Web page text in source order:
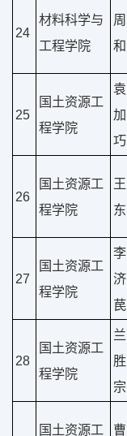
24
材料科学与
工程学院
周
和
25
国土资源工
程学院
袁
加
巧
26
国土资源工
程学院
王
东
27
国土资源工
程学院
李
济
苠
28
国土资源工
程学院
兰
胜
宗
国土资源工
曹